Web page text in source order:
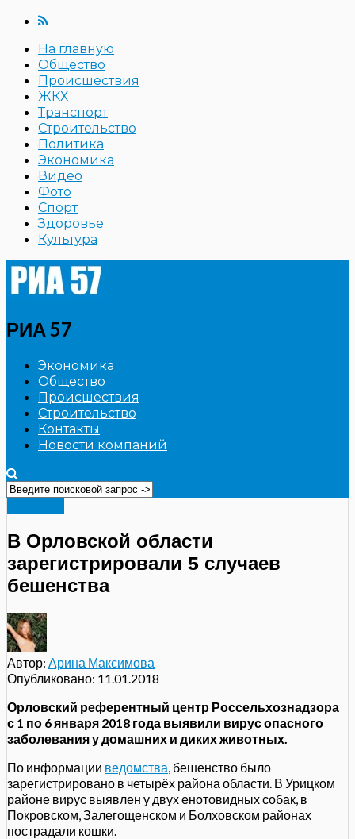
На главную
Общество
Происшествия
ЖКХ
Транспорт
Строительство
Политика
Экономика
Видео
Фото
Спорт
Здоровье
Культура
РИА 57
Экономика
Общество
Происшествия
Строительство
Контакты
Новости компаний
В Орловской области
зарегистрировали 5 случаев
бешенства
Автор: Арина Максимова
Опубликовано: 11.01.2018
Орловский референтный центр Россельхознадзора
с 1 по 6 января 2018 года выявили вирус опасного
заболевания у домашних и диких животных.
По информации ведомства , бешенство было
зарегистрировано в четырёх района области. В Урицком
районе вирус выявлен у двух енотовидных собак, в
Покровском, Залегощенском и Болховском районах
пострадали кошки.